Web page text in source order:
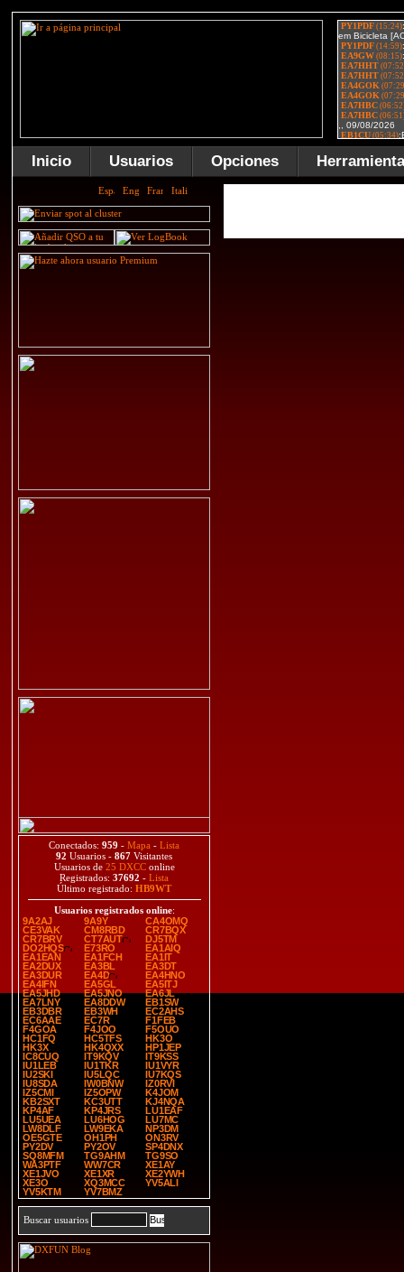
Inicio Usuarios Opciones
Conectados: 959 - Mapa - Lista
92 Usuarios - 867 Visitantes
Usuarios de 25 DXCConline
Registrados: 37692 - Lista
Último registrado: HB9WT
Usuarios registrados online:
9A2AJ
9A9Y
CA4OMQ
CE3VAK
CM8RBD
CR7BQX
CR7BRV
CT7AUT
DJ5TM
DO2HQS
E73RO
EA1AIQ
EA1EAN
EA1FCH
EA1IT
EA2DUX
EA3BL
EA3DT
EA3DUR
EA4D
EA4HNO
EA4IFN
EA5GL
EA5ITJ
EA5JHD
EA5JNO
EA6JL
EA7LNY
EA8DDW
EB1SW
EB3DBR
EB3WH
EC2AHS
EC6AAE
EC7R
F1FEB
F4GOA
F4JOO
F5OUO
HC1FQ
HC5TFS
HK3O
HK3X
HK4QXX
HP1JEP
IC8CUQ
IT9KQV
IT9KSS
IU1LEB
IU1TKR
IU1VYR
IU2SKI
IU5LQC
IU7KQS
IU8SDA
IW0BNW
IZ0RVI
IZ5CMI
IZ5OPW
K4JOM
KB2SXT
KC3UTT
KJ4NQA
KP4AF
KP4JRS
LU1EAF
LU5UEA
LU6HOG
LU7MC
LW8DLF
LW9EKA
NP3DM
OE5GTE
OH1PH
ON3RV
PY2DV
PY2OV
SP4DNX
SQ8MFM
TG9AHM
TG9SO
WA3PTF
WW7CR
XE1AY
XE1JVO
XE1XR
XE2YWH
XE3O
XQ3MCC
YV5ALI
YV5KTM
YV7BMZ
Buscar usuarios